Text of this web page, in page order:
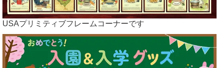
04.05 5日、6日はポイント５倍イベント開催中です。
04.04星条旗雑貨など、アップしました
03.25 25日、26日はポイント５倍イベント開催中です。
03.23ラガディグッズ、アップしました
03.17ラガディアンティーク雑貨、アップしました
03.10
ラガディ、ブリキアイテムアップしました
03.08収納ボックスなど、アップしました
USAプリミティブフレームコーナーです